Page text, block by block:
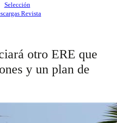
Selección
Revista
otro ERE que
y un plan de